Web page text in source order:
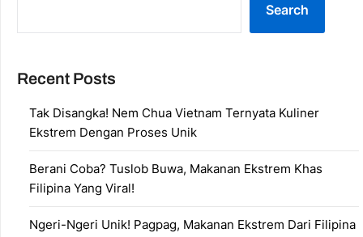
Search
Recent Posts
Tak Disangka! Nem Chua Vietnam Ternyata Kuliner
Ekstrem Dengan Proses Unik
Berani Coba? Tuslob Buwa, Makanan Ekstrem Khas
Filipina Yang Viral!
Ngeri-Ngeri Unik! Pagpag, Makanan Ekstrem Dari Filipina